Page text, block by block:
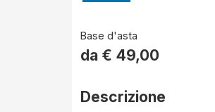
Base d'asta
da € 49,00
Descrizione